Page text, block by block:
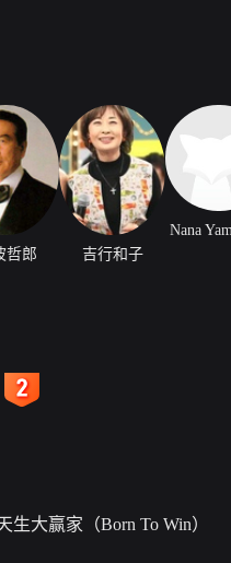
哲郎 吉行和子
Nana
生大赢家（Born To Win）